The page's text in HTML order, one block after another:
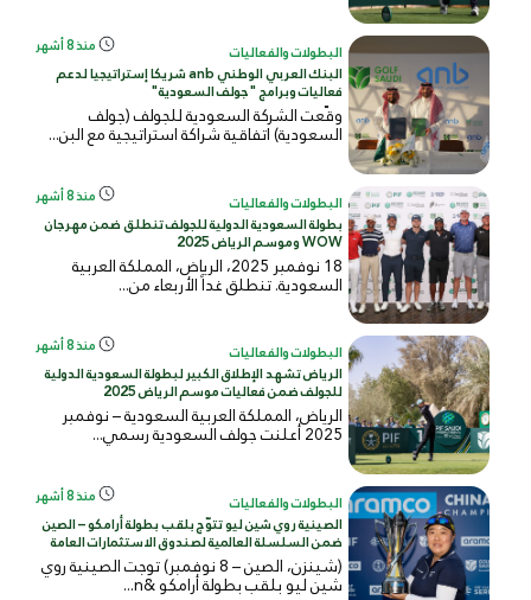
البطولات والفعاليات منذ 8 أشهر
البنك العربي الوطني anb شريكا إستراتيجيا لدعم
فعاليات وبرامج "جولف السعودية"
وقّعت الشركة السعودية للجولف (جولف
السعودية) اتفاقية شراكة استراتيجية مع البن...
البطولات والفعاليات منذ 8 أشهر
بطولة السعودية الدولية للجولف تنطلق ضمن مهرجان
WOW وموسم الرياض 2025
18 نوفمبر 2025، الرياض، المملكة العربية
السعودية. تنطلق غداً الأربعاء من...
البطولات والفعاليات منذ 8 أشهر
الرياض تشهد الإطلاق الكبير لبطولة السعودية الدولية
للجولف ضمن فعاليات موسم الرياض 2025
الرياض، المملكة العربية السعودية – نوفمبر
2025 أعلنت جولف السعودية رسمي...
البطولات والفعاليات منذ 8 أشهر
الصينية روي شين ليو تتوّج بلقب بطولة أرامكو – الصين
ضمن السلسلة العالمية لصندوق الاستثمارات العامة
(شينزن، الصين – 8 نوفمبر) توجت الصينية روي
شين ليو بلقب بطولة أرامكو &n...